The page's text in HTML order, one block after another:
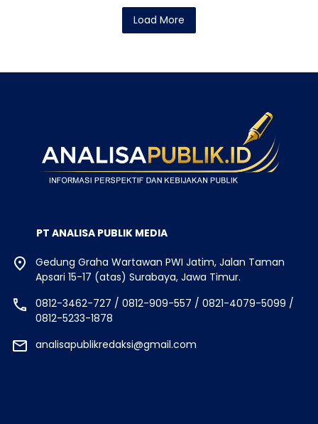
Load More
PT ANALISA PUBLIK MEDIA
Gedung Graha Wartawan PWI Jatim, Jalan Taman
Apsari 15-17 (atas) Surabaya, Jawa Timur.
0812-3462-727 / 0812-909-557 / 0821-4079-5099 /
0812-5233-1878
analisapublikredaksi@gmail.com